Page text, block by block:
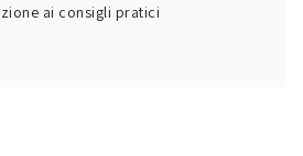
ai consigli pratici